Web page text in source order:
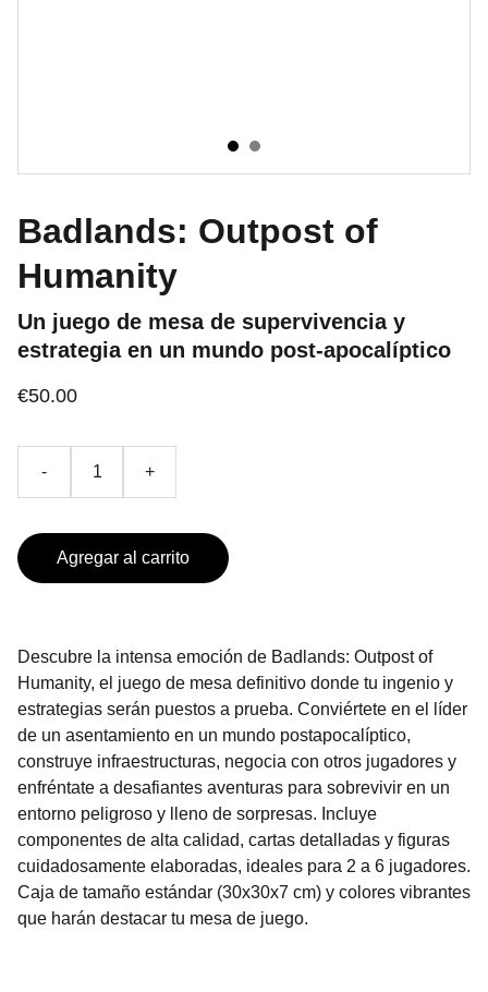
Badlands: Outpost of
Humanity
Un juego de mesa de supervivencia y
estrategia en un mundo post-apocalíptico
€50.00
- +
Agregar al carrito
Descubre la intensa emoción de Badlands: Outpost of
Humanity, el juego de mesa definitivo donde tu ingenio y
estrategias serán puestos a prueba. Conviértete en el líder
de un asentamiento en un mundo postapocalíptico,
construye infraestructuras, negocia con otros jugadores y
enfréntate a desafiantes aventuras para sobrevivir en un
entorno peligroso y lleno de sorpresas. Incluye
componentes de alta calidad, cartas detalladas y figuras
cuidadosamente elaboradas, ideales para 2 a 6 jugadores.
Caja de tamaño estándar (30x30x7 cm) y colores vibrantes
que harán destacar tu mesa de juego.